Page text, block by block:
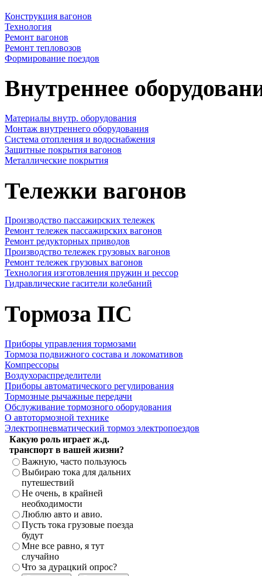
Конструкция вагонов
Технология
Ремонт вагонов
Ремонт тепловозов
Формирование поездов
Внутреннее
Материалы внутр. оборудования
Монтаж внутреннего оборудования
Cистема отопления и водоснабжения
Защитные покрытия вагонов
Металлические покрытия
Тележки вагонов
Производство пассажирских тележек
Ремонт тележек пассажирских вагонов
Ремонт редукторных приводов
Производство тележек грузовых вагонов
Ремонт тележек грузовых вагонов
Технология изготовления пружин и рессор
Гидравлические гасители колебаний
Тормоза ПС
Приборы управления тормозами
Тормоза подвижного состава и локомативов
Компрессоры
Воздухораспределители
Приборы автоматического регулирования
Тормозные рычажные передачи
Обслуживание тормозного оборудования
О автотормозной технике
Электропневматический тормоз электропоездов
Какую роль играет ж.д.
транспорт в вашей жизни?
Важную, часто пользуюсь
Выбираю тока для дальних
путешествий
Не очень, в крайней
необходимости
Люблю авто и авио.
Пусть тока грузовые поезда
будут
Мне все равно, я тут
случайно
Что за дурацкий опрос?